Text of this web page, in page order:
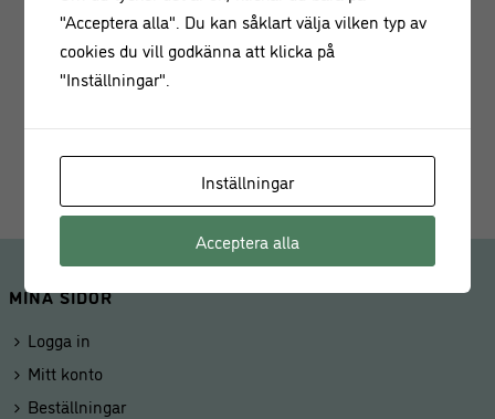
serveringskorg eller pommes frites-hinktill ugnsrostade
grönsaker eller klyftpotatis – det blir en snygg detalj till
middagsdukningen.
Antal per förpackning: 20 st
Storlek:13 x 14,5 cm
MINA SIDOR
Logga in
Mitt konto
Beställningar
"Acceptera alla". Du kan såklart välja vilken typ av
cookies du vill godkänna att klicka på
"Inställningar".
Inställningar
Acceptera alla